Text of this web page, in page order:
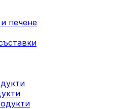
печене